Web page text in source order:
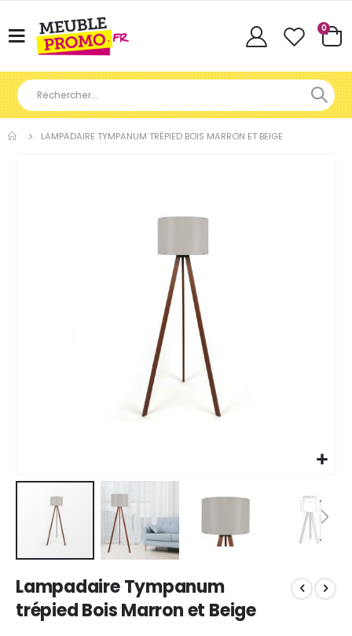
Basculer
Cart
0
LAMPADAIRE TYMPANUM TRÉPIED BOIS MARRON ET BEIGE
to
the
beginning
Lampadaire Tympanum
trépied Bois Marron et Beige